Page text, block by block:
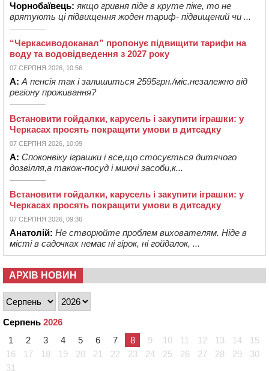
Чорнобаївець: якщо гривня піде в круте піке, то не
врятують ці підвищення жоден тариф- підвищений чи ...
“Черкасиводоканал” пропонує підвищити тарифи на
воду та водовідведення з 2027 року
07 СЕРПНЯ 2026, 10:56
А: А пенсія так і залишиться 2595грн./міс.незалежно від
регіону проживання?
Встановити гойдалки, карусель і закупити іграшки: у
Черкасах просять покращити умови в дитсадку
07 СЕРПНЯ 2026, 10:09
А: Споконвіку іграшки і все,що стосується дитячого
дозвілля,а також-посуд і миючі засоби,к...
Встановити гойдалки, карусель і закупити іграшки: у
Черкасах просять покращити умови в дитсадку
07 СЕРПНЯ 2026, 09:36
Анатолій: Не створюйте проблем вихователям. Ніде в
місті в садочках немає ні гірок, ні гойдалок, ...
АРХІВ НОВИН
Серпень 2026
1
2 3 4 5 6 7 8 9 10 11 12 13 14
15
16
17 18 19 20 21 22 23 24 25 26 27 28 29
30
31